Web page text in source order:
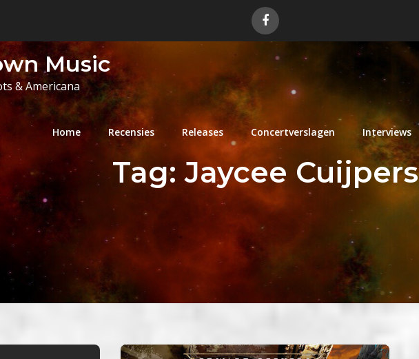
Music
& Americana
Home Recensies Releases Concertverslagen Interviews
Tag:Jaycee Cuijpers